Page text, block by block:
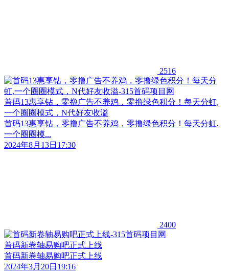
2516
首码13惠享钻，零撸广告不养鸡，零撸绿色积分！每天分虹,
一个圈圈模式，N代好友收溢
首码13惠享钻，零撸广告不养鸡，零撸绿色积分！每天分虹,
一个圈圈模...
2024年8月13日17:30
2400
首码新卷轴易购吧正式上线
首码新卷轴易购吧正式上线
2024年3月20日19:16